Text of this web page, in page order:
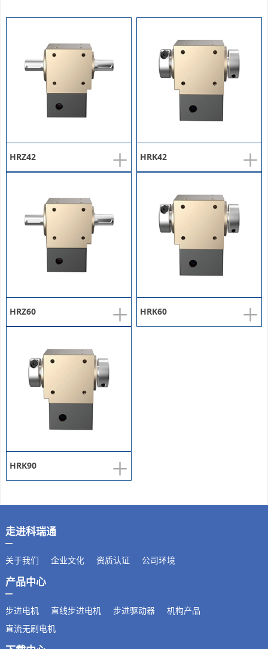
+
HRZ42 +
HRK42
+
HRZ60 +
HRK60
+
HRK90
走进科瑞通
关于我们 企业文化 资质认证 公司环境
产品中心
步进电机 直线步进电机 步进驱动器
机构产品
直流无刷电机